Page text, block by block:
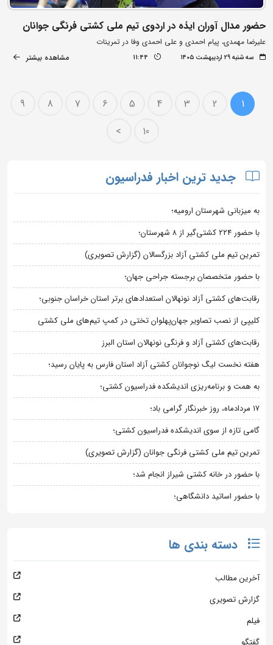
حضور مدال آوران ایذه در اردوی تیم ملی کشتی فرنگی جوانان
علیرضا مهمدی، پیام احمدی و علی احمدی وفا در تمرینات
سه شنبه ۲۹ اردیبهشت ۱۴۰۵ 11:44 مشاهده بیشتر
1
2
3
4
5
6
7
8
9
10
>
جدید ترین اخبار فدراسیون
به میزبانی شهرستان ارومیه؛
با حضور ۲۲۴ کشتی‌گیر از ۸ شهرستان؛
تمرین تیم ملی کشتی آزاد بزرگسالان (گزارش تصویری)
با حضور متخصصان برجسته جراحی جهان؛
رقابت‌های کشتی آزاد نونهالان استعدادهای برتر استان خراسان جنوبی؛
کلیپی از نصب تصاویر جهان‌پهلوان تختی در کمپ تیم‌های ملی کشتی
رقابت‌های کشتی آزاد و فرنگی نونهالان استان البرز
هفته نخست لیگ نوجوانان کشتی آزاد استان فارس به پایان رسید؛
به همت و برنامه‌ریزی اندیشکده فدراسیون کشتی؛
۱۷ مردادماه، روز خبرنگار گرامی باد؛
گامی تازه از سوی اندیشکده فدراسیون کشتی؛
تمرین تیم ملی کشتی فرنگی جوانان (گزارش تصویری)
با حضور در خانه کشتی شیراز انجام شد؛
با حضور اساتید دانشگاهی؛
دسته بندی ها
آخرین مطالب
گزارش تصویری
فیلم